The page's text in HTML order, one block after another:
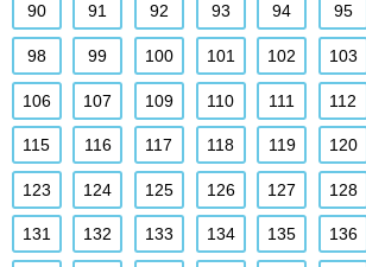
90 91 92 93 94 95
98 99 100 101 102 103
106 107 109 110 111 112
115 116 117 118 119 120
123 124 125 126 127 128
131 132 133 134 135 136